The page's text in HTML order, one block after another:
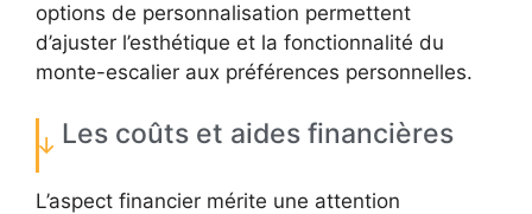
options de personnalisation permettent
d’ajuster l’esthétique et la fonctionnalité du
monte-escalier aux préférences personnelles.
Les coûts et aides financières
L’aspect financier mérite une attention